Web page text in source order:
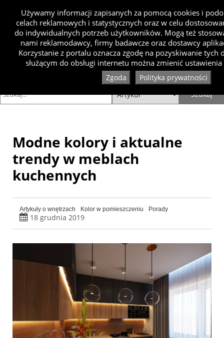
Modne kolory i aktualne
trendy w meblach
kuchennych
Artykuły o wnętrzach Kolor w pomieszczeniu Porady
18 grudnia 2019
Używamy informacji zapisanych za pomocą cookies i
celach reklamowych i statystycznych oraz w celu
do indywidualnych potrzeb użytkowników. Mogą też
nami reklamodawcy, firmy badawcze oraz dostawcy
Korzystanie z portalu oznacza zgodę na pozyskiwanie tych
służącym do obsługi internetu można zmienić
Zgoda Polityka prywatności